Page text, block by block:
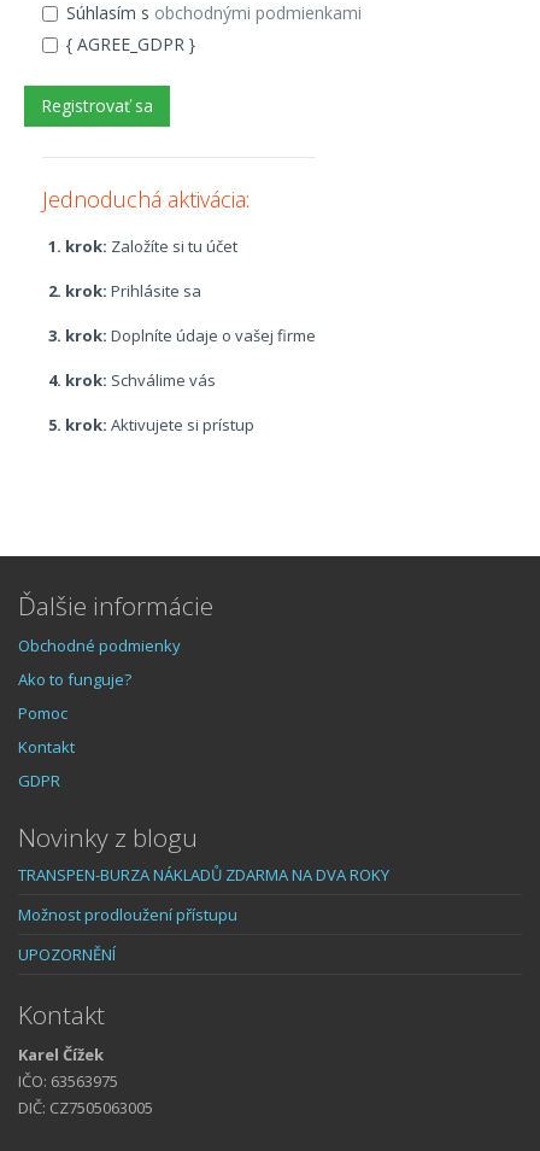
Súhlasím s obchodnými podmienkami
{ AGREE_GDPR }
Jednoduchá aktivácia:
1. krok: Založíte si tu účet
2. krok: Prihlásite sa
3. krok: Doplníte údaje o vašej firme
4. krok: Schválime vás
5. krok: Aktivujete si prístup
Ďalšie informácie
Obchodné podmienky
Ako to funguje?
Pomoc
Kontakt
GDPR
Novinky z blogu
TRANSPEN-BURZA NÁKLADŮ ZDARMA NA DVA ROKY
Možnost prodloužení přístupu
UPOZORNĚNÍ
Kontakt
Karel Čížek
IČO: 63563975
DIČ: CZ7505063005